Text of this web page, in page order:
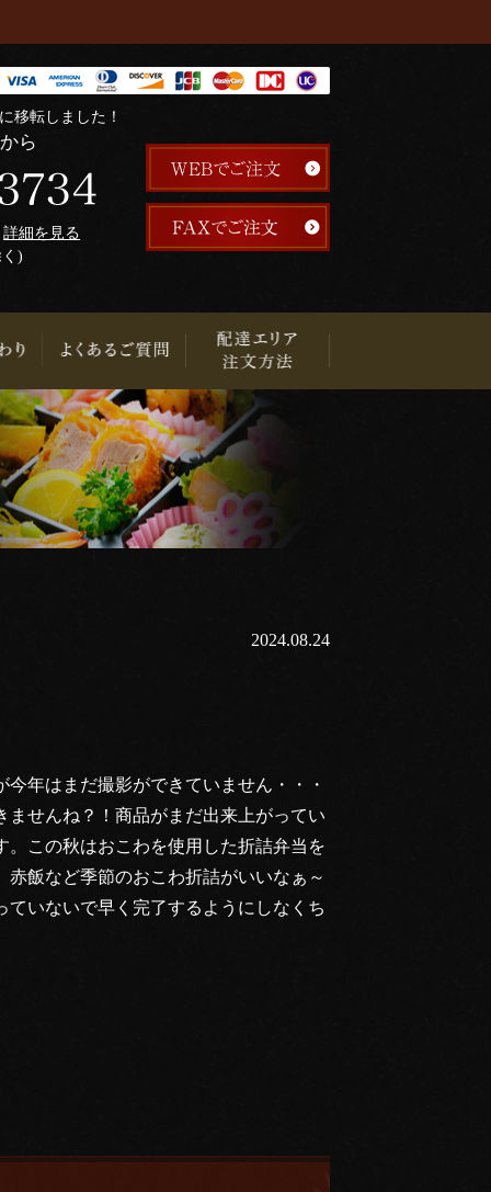
移転しました！
ら
詳細を見る
)
2024.08.24
年はまだ撮影ができていません・・・
せんね？！商品がまだ出来上がってい
この秋はおこわを使用した折詰弁当を
飯など季節のおこわ折詰がいいなぁ～
いないで早く完了するようにしなくち